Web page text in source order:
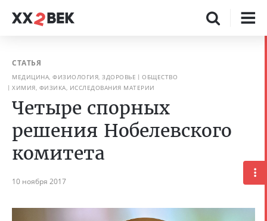
СТАТЬЯ
МЕДИЦИНА, ФИЗИОЛОГИЯ, ЗДОРОВЬЕ
ОБЩЕСТВО
ХИМИЯ, ФИЗИКА, ИССЛЕДОВАНИЯ МАТЕРИИ
Четыре спорных
решения Нобелевского
комитета
10 ноября 2017